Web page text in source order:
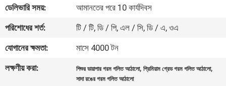
আমাদের
সাথে
যোগাযোগ
করুন
ডেলিভারি সময়:
আমানতের পরে 10 কার্যদিবস
পরিশোধের শর্ত:
টি / টি, ডি / পি, এল / সি, ডি / এ, ওএ
যোগানের ক্ষমতা:
মাসে 4000 টন
লক্ষণীয় করা:
শিশুর ডায়াপার গরম গলিত আঠালো,প্রিমিয়াম গ্রেড গরম গলিত আঠালো,
সাদা রঙের গরম গলিত আঠালো